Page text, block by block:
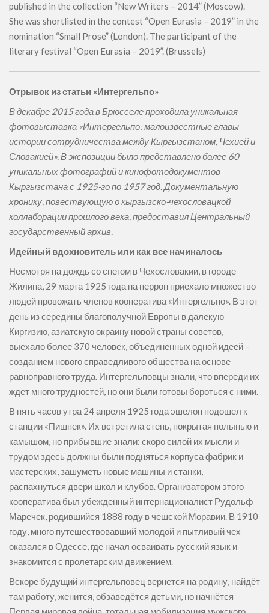
published in the collection “New Writers – 2014” (Moscow).
She was shortlisted in the contest “Open Eurasia – 2019” in the
nomination “Small Prose” (London). The participant of the
literary festival “Open Eurasia – 2019”. (Brussels)
Отрывок из статьи «Интергельпо»
В декабре 2015 года в Брюсселе проходила уникальная
фотовыставка «Интергельпо: малоизвестные главы
истории сотрудничества между Кыргызстаном, Чехией и
Словакией». В экспозиции было представлено более 60
уникальных фотографий и кинофотодокументов
Кыргызстана с 1925-го по 1957 год. Документальную
хронику, повествующую о кыргызско-чехословацкой
коллаборации прошлого века, предоставил Центральный
государственный архив.
Идейный вдохновитель или как все начиналось
Несмотря на дождь со снегом в Чехословакии, в городе
Жилина, 29 марта 1925 года на перрон приехало множество
людей провожать членов кооператива «Интергельпо». В этот
день из середины благополучной Европы в далекую
Киргизию, азиатскую окраину новой страны советов,
выехало более 370 человек, объединенных одной идеей –
созданием нового справедливого общества на основе
равноправного труда. Интергельповцы знали, что впереди их
ждет много трудностей, но они были готовы бороться с ними.
В пять часов утра 24 апреля 1925 года эшелон подошел к
станции «Пишпек». Их встретила степь, покрытая полынью и
камышом, но прибывшие знали: скоро силой их мысли и
трудом здесь должны были подняться корпуса фабрик и
мастерских, зашуметь новые машины и станки,
распахнуться двери школ и клубов. Организатором этого
кооператива был убежденный интернационалист Рудольф
Маречек, родившийся 1888 году в чешской Моравии. В 1910
году, много путешествовавший молодой и пытливый чех
оказался в Одессе, где начал осваивать русский язык и
знакомится с пролетарским движением.
Вскоре будущий интергельповец вернется на родину, найдёт
там работу, женится, обзаведётся детьми, но начнётся